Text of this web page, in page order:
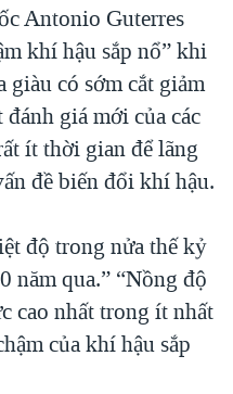
NAM
VIỆT NAM
VIỆT NAM
TỪ NÔNG THÔN MỸ
Antonio Guterres
khí hậu sắp nổ” khi
giàu có sớm cắt giảm
giá mới của các
ít thời gian để lãng
đề biến đổi khí hậu.
độ trong nửa thế kỷ
năm qua.” “Nồng độ
cao nhất trong ít nhất
của khí hậu sắp